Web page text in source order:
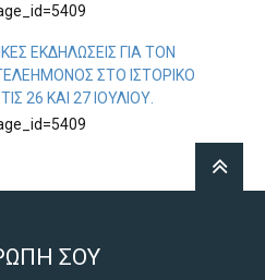
ΕΚΔΗΛΏΣΕΙΣ ΓΙΑ ΤΟΝ
ΣΤΟ ΙΣΤΟΡΙΚΌ
26 ΚΑΙ 27 ΙΟΥΛΊΟΥ.
ΣΟΥ